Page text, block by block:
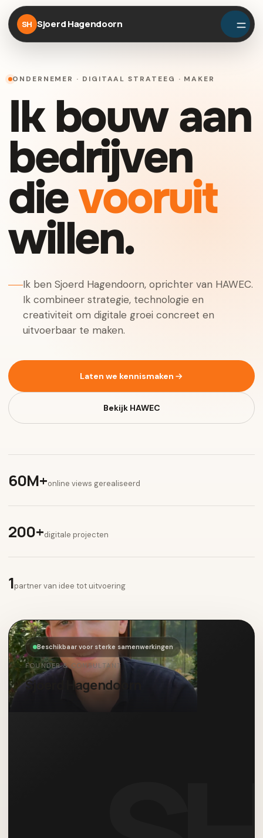
SH Sjoerd Hagendoorn
ONDERNEMER · DIGITAAL STRATEEG · MAKER
Ik bouw aan
bedrijven
dievooruit
willen.
Ik ben Sjoerd Hagendoorn, oprichter van HAWEC.
Ik combineer strategie, technologie en
creativiteit om digitale groei concreet en
uitvoerbaar te maken.
Laten we kennismaken
Bekijk HAWEC
60M+online views gerealiseerd
200+digitale projecten
1partner van idee tot uitvoering
Beschikbaar voor sterke samenwerkingen
FOUNDER & CONSULTANT
Sjoerd Hagendoorn